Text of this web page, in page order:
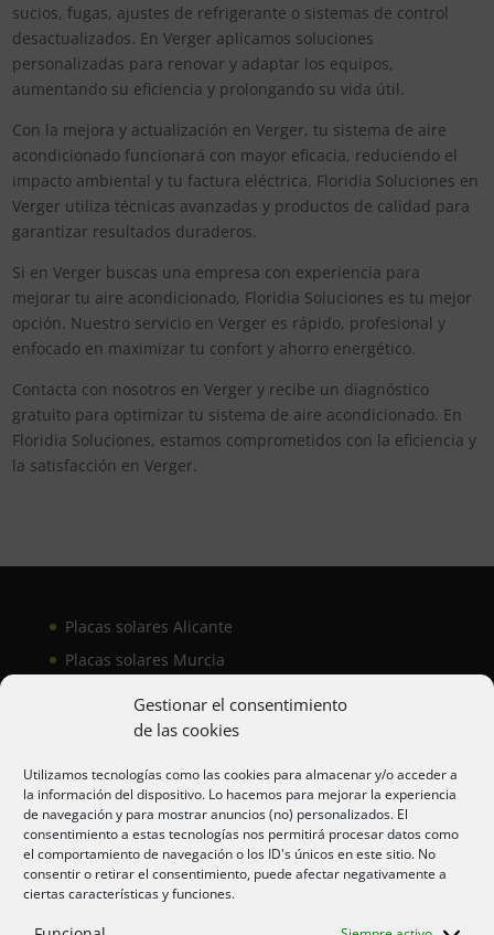
Gestionar el consentimiento
de las cookies
Utilizamos tecnologías como las cookies para almacenar y/o acceder a
la información del dispositivo. Lo hacemos para mejorar la experiencia
de navegación y para mostrar anuncios (no) personalizados. El
consentimiento a estas tecnologías nos permitirá procesar datos como
el comportamiento de navegación o los ID's únicos en este sitio. No
consentir o retirar el consentimiento, puede afectar negativamente a
ciertas características y funciones.
sucios, fugas, ajustes de refrigerante o sistemas de control
desactualizados. En Verger aplicamos soluciones
personalizadas para renovar y adaptar los equipos,
aumentando su eficiencia y prolongando su vida útil.
Con la mejora y actualización en Verger, tu sistema de aire
acondicionado funcionará con mayor eficacia, reduciendo el
impacto ambiental y tu factura eléctrica. Floridia Soluciones en
Verger utiliza técnicas avanzadas y productos de calidad para
garantizar resultados duraderos.
Si en Verger buscas una empresa con experiencia para
mejorar tu aire acondicionado, Floridia Soluciones es tu mejor
opción. Nuestro servicio en Verger es rápido, profesional y
enfocado en maximizar tu confort y ahorro energético.
Contacta con nosotros en Verger y recibe un diagnóstico
gratuito para optimizar tu sistema de aire acondicionado. En
Floridia Soluciones, estamos comprometidos con la eficiencia y
la satisfacción en Verger.
Placas solares Alicante
Placas solares Murcia
Aire acondicionado Alicante
Aire acondicionador Murcia
Aire acondicionado San Juan